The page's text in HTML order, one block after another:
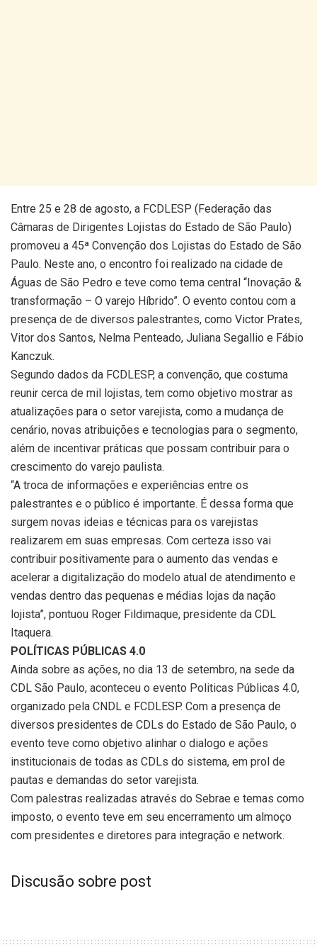
Entre 25 e 28 de agosto, a FCDLESP (Federação das
Câmaras de Dirigentes Lojistas do Estado de São Paulo)
promoveu a 45ª Convenção dos Lojistas do Estado de São
Paulo. Neste ano, o encontro foi realizado na cidade de
Águas de São Pedro e teve como tema central “Inovação &
transformação – O varejo Híbrido”. O evento contou com a
presença de de diversos palestrantes, como Victor Prates,
Vitor dos Santos, Nelma Penteado, Juliana Segallio e Fábio
Kanczuk.
Segundo dados da FCDLESP, a convenção, que costuma
reunir cerca de mil lojistas, tem como objetivo mostrar as
atualizações para o setor varejista, como a mudança de
cenário, novas atribuições e tecnologias para o segmento,
além de incentivar práticas que possam contribuir para o
crescimento do varejo paulista.
“A troca de informações e experiências entre os
palestrantes e o público é importante. É dessa forma que
surgem novas ideias e técnicas para os varejistas
realizarem em suas empresas. Com certeza isso vai
contribuir positivamente para o aumento das vendas e
acelerar a digitalização do modelo atual de atendimento e
vendas dentro das pequenas e médias lojas da nação
lojista”, pontuou Roger Fildimaque, presidente da CDL
Itaquera.
POLÍTICAS PÚBLICAS 4.0
Ainda sobre as ações, no dia 13 de setembro, na sede da
CDL São Paulo, aconteceu o evento Politicas Públicas 4.0,
organizado pela CNDL e FCDLESP. Com a presença de
diversos presidentes de CDLs do Estado de São Paulo, o
evento teve como objetivo alinhar o dialogo e ações
institucionais de todas as CDLs do sistema, em prol de
pautas e demandas do setor varejista.
Com palestras realizadas através do Sebrae e temas como
imposto, o evento teve em seu encerramento um almoço
com presidentes e diretores para integração e network.
Discusão sobre post